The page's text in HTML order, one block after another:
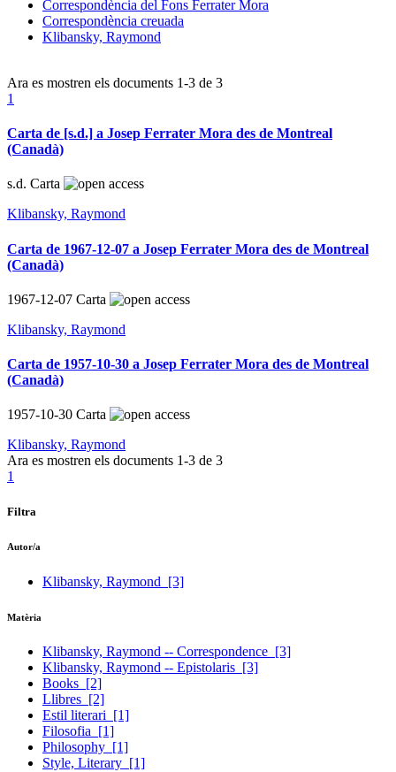
Correspondència del Fons Ferrater Mora
Correspondència creuada
Klibansky, Raymond
Ara es mostren els documents 1-3 de 3
1
Carta de [s.d.] a Josep Ferrater Mora des de Montreal
(Canadà)
s.d. Carta
Klibansky, Raymond
Carta de 1967-12-07 a Josep Ferrater Mora des de Montreal
(Canadà)
1967-12-07 Carta
Klibansky, Raymond
Carta de 1957-10-30 a Josep Ferrater Mora des de Montreal
(Canadà)
1957-10-30 Carta
Klibansky, Raymond
Ara es mostren els documents 1-3 de 3
1
Filtra
Autor/a
Klibansky, Raymond [3]
Matèria
Klibansky, Raymond -- Correspondence [3]
Klibansky, Raymond -- Epistolaris [3]
Books [2]
Llibres [2]
Estil literari [1]
Filosofia [1]
Philosophy [1]
Style, Literary [1]